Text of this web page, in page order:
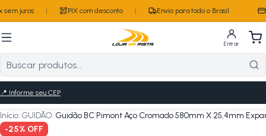
juros PIX com desconto Envio para todo o Brasil
Entrar
📍 Informe seu CEP
Início/GUIDÃO/Guidão BC Pimont Aço Cromado 580mm X 25,4mm
-25% OFF